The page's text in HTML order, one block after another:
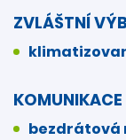
ZVLÁŠTNÍ
KOMUNIKACE
bezdrátová